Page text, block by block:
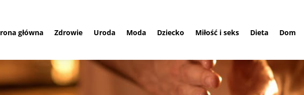
główna Zdrowie Uroda Moda Dziecko Miłość i seks Dieta Dom